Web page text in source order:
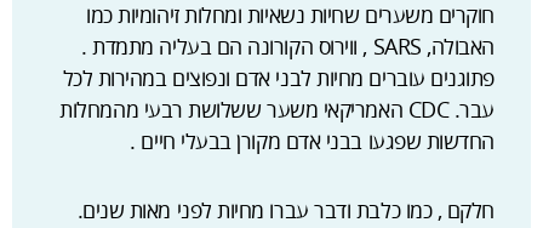
חוקרים משערים שחיות נשאיות ומחלות זיהומיות כמו
האבולה, SARS , ווירוס הקורונה הם בעליה מתמדת .
פתוגנים עוברים מחיות לבני אדם ונפוצים במהירות לכל
עבר. CDC האמריקאי משער ששלושת רבעי מהמחלות
החדשות שפגעו בבני אדם מקורן בבעלי חיים .
חלקם , כמו כלבת ודבר עברו מחיות לפני מאות שנים.